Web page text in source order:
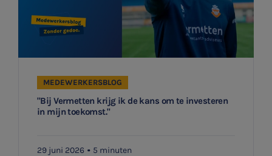
"Bij Vermetten krijg ik de kans om te investeren
in mijn toekomst."
MEDEWERKERSBLOG
29 juni 2026 5 minuten